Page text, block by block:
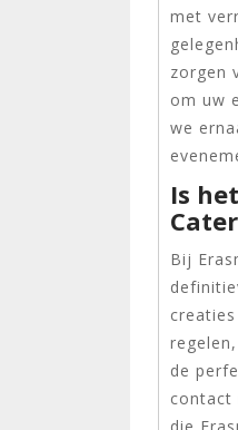
met
zorgen
om uw
we
Is
Bij
de
contact
die